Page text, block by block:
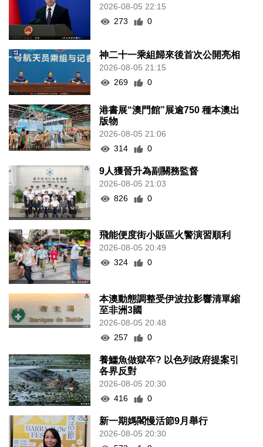
2026-08-05 22:15
273
0
神二十一乘組歸來後首次公開亮相
2026-08-05 21:15
269
0
港書展“澳門館”展逾750 種本澳出
版物
2026-08-05 21:06
314
0
9人獲晉升為副關務監督
2026-08-05 21:03
826
0
飛能便度街小販區火警演習順利
2026-08-05 20:49
324
0
本澳動態調整受伊波拉影響清單縮
至非洲3國
2026-08-05 20:48
257
0
養鱷魚做獄卒? 以色列政府提案引
各界反對
2026-08-05 20:30
416
0
新一期媽閣慢活節9月舉行
2026-08-05 20:30